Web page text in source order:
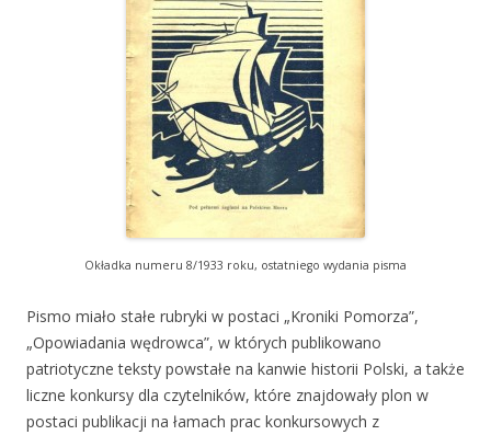
Okładka numeru 8/1933 roku, ostatniego wydania pisma
Pismo miało stałe rubryki w postaci „Kroniki Pomorza”,
„Opowiadania wędrowca”, w których publikowano
patriotyczne teksty powstałe na kanwie historii Polski, a także
liczne konkursy dla czytelników, które znajdowały plon w
postaci publikacji na łamach prac konkursowych z